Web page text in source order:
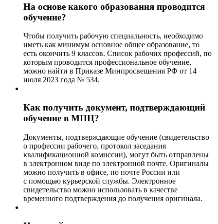
На основе какого образования проводится
обучение?
Чтобы получить рабочую специальность, необходимо
иметь как минимум основное общее образование, то
есть окончить 9 классов. Список рабочих профессий, по
которым проводится профессиональное обучение,
можно найти в Приказе Минпросвещения РФ от 14
июля 2023 года № 534.
Как получить документ, подтверждающий
обучение в МПЦ?
Документы, подтверждающие обучение (свидетельство
о профессии рабочего, протокол заседания
квалификационной комиссии), могут быть отправлены
в электронном виде по электронной почте. Оригиналы
можно получить в офисе, по почте России или
с помощью курьерской службы. Электронное
свидетельство можно использовать в качестве
временного подтверждения до получения оригинала.